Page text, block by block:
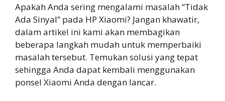
Apakah Anda sering mengalami masalah “Tidak
Ada Sinyal” pada HP Xiaomi? Jangan khawatir,
dalam artikel ini kami akan membagikan
beberapa langkah mudah untuk memperbaiki
masalah tersebut. Temukan solusi yang tepat
sehingga Anda dapat kembali menggunakan
ponsel Xiaomi Anda dengan lancar.